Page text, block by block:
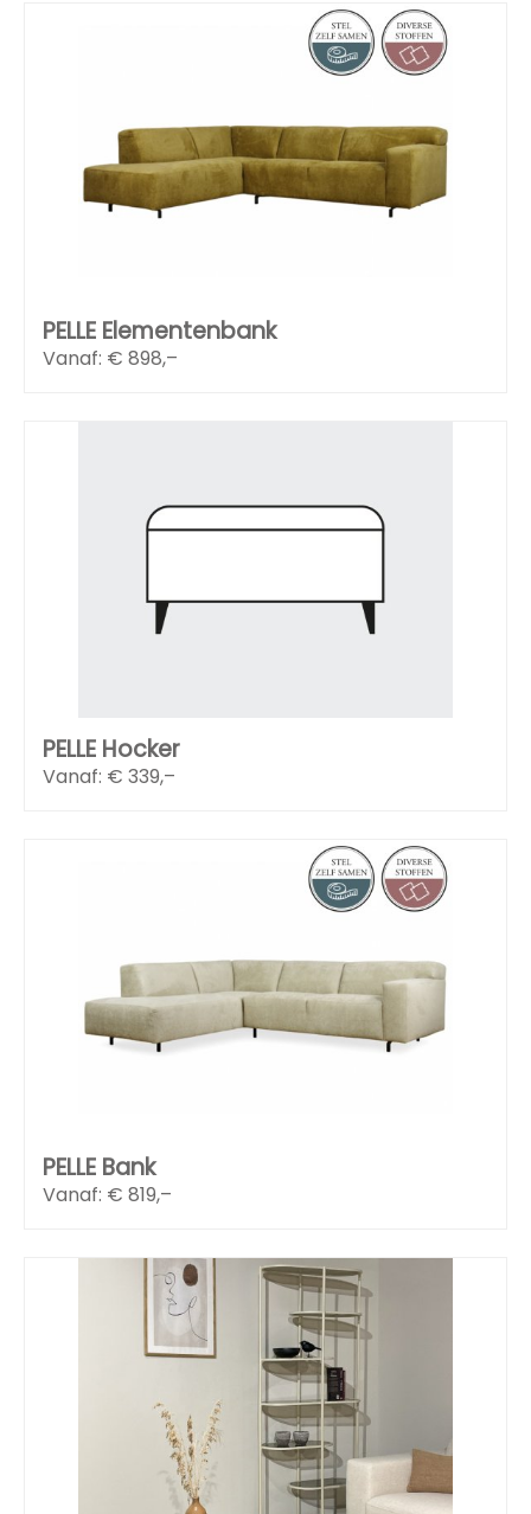
PELLE Elementenbank
Vanaf: € 898,–
PELLE Hocker
Vanaf: € 339,–
PELLE Bank
Vanaf: € 819,–